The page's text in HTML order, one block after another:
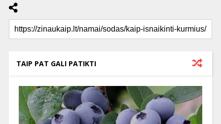
TAIP PAT GALI PATIKTI